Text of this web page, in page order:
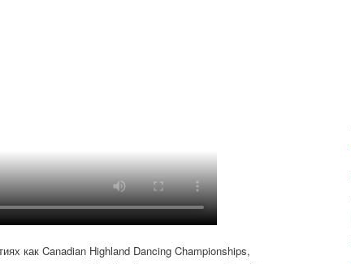
как Canadian Highland Dancing Championships,